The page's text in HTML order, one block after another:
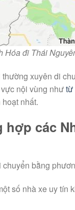
Hóa đi Thái
xuyên di
nội vùng nhưtừ
nhất.
hợp các
chuyển bằng
số nhà xe uy tín